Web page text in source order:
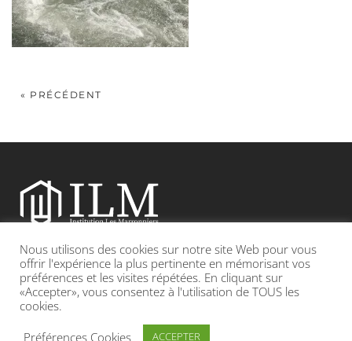
« PRÉCÉDENT
Etablissement catholique sous contrat d’association avec l’Etat
Adresse : 19, Grande rue 69420 CONDRIEU
INFOS LÉGALES POLITIQUE DE CONFIDENTIALITÉ
Nous utilisons des cookies sur notre site Web pour vous
offrir l'expérience la plus pertinente en mémorisant vos
préférences et les visites répétées. En cliquant sur
«Accepter», vous consentez à l'utilisation de TOUS les
cookies.
Préférences Cookies
ACCEPTER